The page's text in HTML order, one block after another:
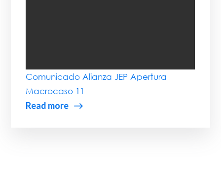
Comunicado Alianza JEP Apertura
Macrocaso 11
Read more